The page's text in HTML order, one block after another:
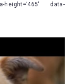
data-